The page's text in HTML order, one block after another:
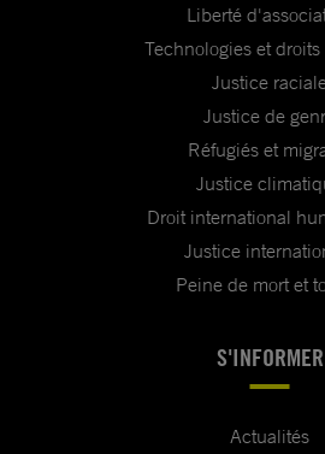
Liberté
Technologies et
Justice
Justice de
Réfugiés et
Justice
Droit international
Justice
Peine de mort et
S'INFORMER
Actualités